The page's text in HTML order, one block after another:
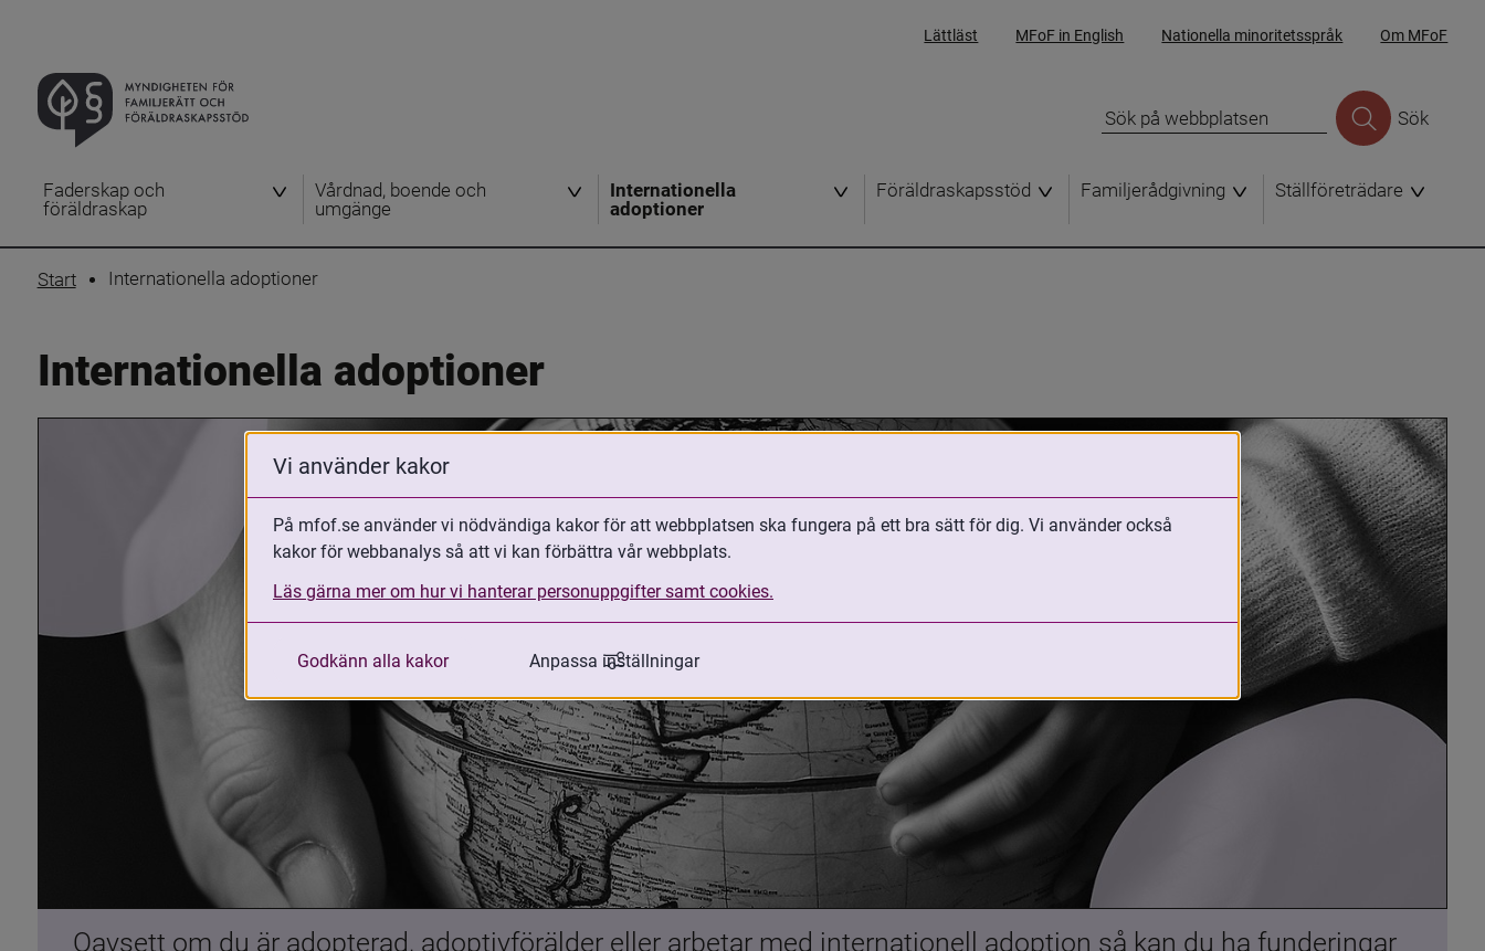
Lättläst MFoF in English Nationella minoritetsspråk Om MFoF
Sök
Faderskap och
föräldraskap
Vårdnad, boende och
umgänge
Internationella
adoptioner
Föräldraskapsstöd Familjerådgivning Ställföreträdare
Start Internationella adoptioner
Internationella adoptioner
Oavsett om du är adopterad, adoptivförälder eller arbetar med internationell adoption så kan du ha funderingar
Vi använder kakor
På mfof.se använder vi nödvändiga kakor för att webbplatsen ska fungera på ett bra sätt för dig. Vi använder också
kakor för webbanalys så att vi kan förbättra vår webbplats.
Läs gärna mer om hur vi hanterar personuppgifter samt cookies.
Godkänn alla kakor Anpassa inställningar